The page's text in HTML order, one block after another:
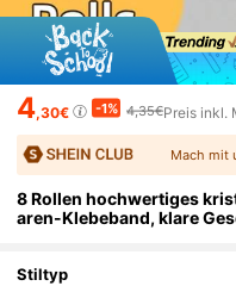
4,30€ -1% 4,35€Preis inkl.
Mach mit
8 Rollen hochwertiges
aren-Klebeband, klare
Stiltyp